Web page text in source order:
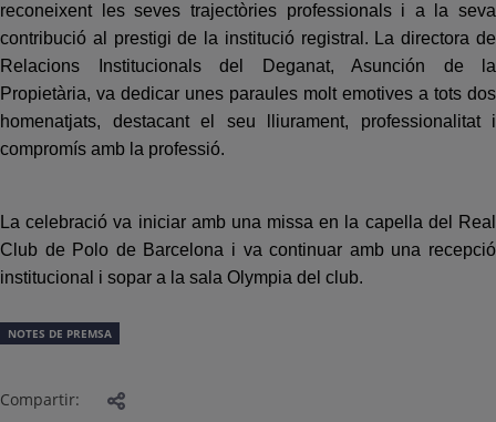
reconeixent les seves trajectòries professionals i a la seva
contribució al prestigi de la institució registral. La directora de
Relacions Institucionals del Deganat, Asunción de la
Propietària, va dedicar unes paraules molt emotives a tots dos
homenatjats, destacant el seu lliurament, professionalitat i
compromís amb la professió.
La celebració va iniciar amb una missa en la capella del Real
Club de Polo de Barcelona i va continuar amb una recepció
institucional i sopar a la sala Olympia del club.
NOTES DE PREMSA
Compartir: